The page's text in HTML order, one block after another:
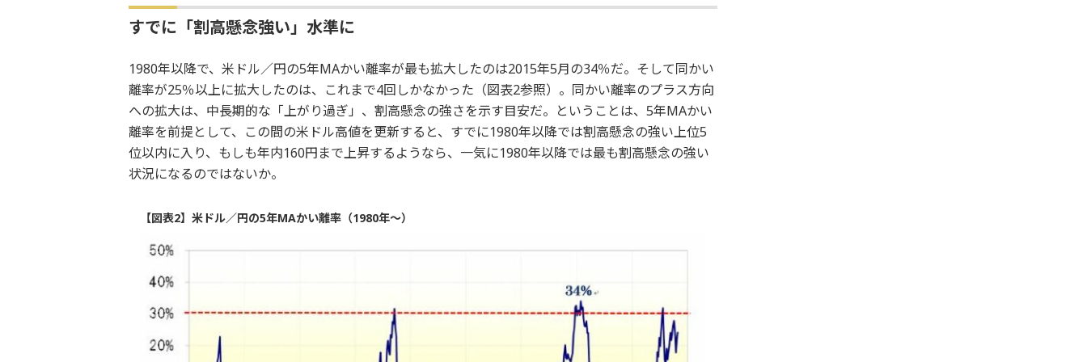
すでに「割高懸念強い」水準に
1980年以降で、米ドル／円の5年MAかい離率が最も拡大したのは2015年5月の34％だ。そして同かい
離率が25％以上に拡大したのは、これまで4回しかなかった（図表2参照）。同かい離率のプラス方向
への拡大は、中長期的な「上がり過ぎ」、割高懸念の強さを示す目安だ。ということは、5年MAかい
離率を前提として、この間の米ドル高値を更新すると、すでに1980年以降では割高懸念の強い上位5
位以内に入り、もしも年内160円まで上昇するようなら、一気に1980年以降では最も割高懸念の強い
状況になるのではないか。
【図表2】米ドル／円の5年MAかい離率（1980年～）